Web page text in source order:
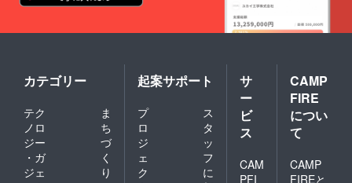
カテゴリー
テク
ノロ
ジー
・ガ
ジェ
ま
ち
づ
く
り
起案サポート
プ
ロ
ジ
ェ
ク
ス
タ
ッ
フ
に
サ
ー
ビ
ス
CAM
PFI
CAMP
FIRE
につい
て
CAMP
FIREと